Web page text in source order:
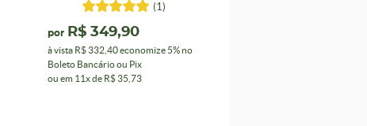
(1)
por R$ 349,90
à vista R$ 332,40economize 5%no
Boleto Bancário ou Pix
ou em 11xde R$ 35,73